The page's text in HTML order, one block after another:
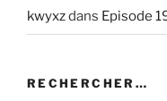
kwyxzdans Episode
RECHERCHER…